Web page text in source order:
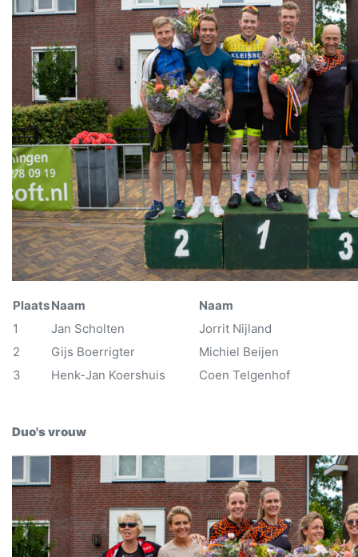
PlaatsNaam
Naam
1
Jan Scholten
Jorrit Nijland
2
Gijs Boerrigter
Michiel Beijen
3
Henk-Jan Koershuis Coen Telgenhof
Duo's vrouw